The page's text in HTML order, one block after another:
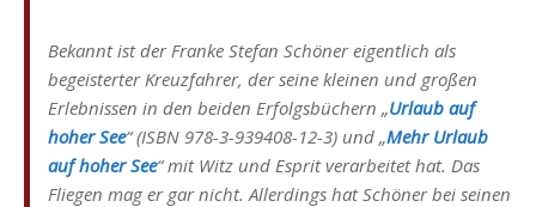
Bekannt ist der Franke Stefan Schöner eigentlich als
begeisterter Kreuzfahrer, der seine kleinen und großen
Erlebnissen in den beiden Erfolgsbüchern „Urlaub auf
hoher See“ (ISBN 978-3-939408-12-3) und „Mehr Urlaub
auf hoher See“ mit Witz und Esprit verarbeitet hat. Das
Fliegen mag er gar nicht. Allerdings hat Schöner bei seinen